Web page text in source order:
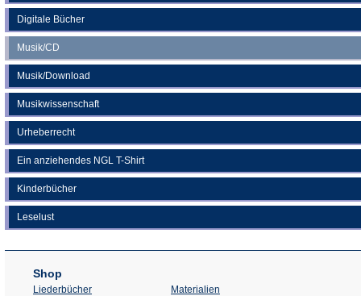
Digitale Bücher
Musik/CD
Musik/Download
Musikwissenschaft
Urheberrecht
Ein anziehendes NGL T-Shirt
Kinderbücher
Leselust
Shop
Liederbücher Materialien